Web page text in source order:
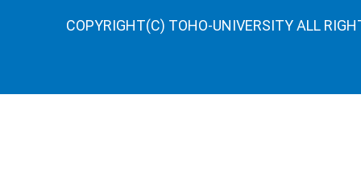
COPYRIGHT(C) TOHO-UNIVERSITY ALL